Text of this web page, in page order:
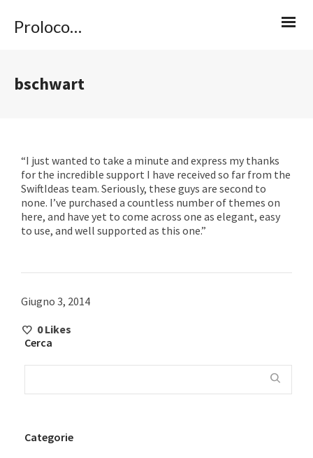
Proloco Caviola
bschwart
“I just wanted to take a minute and express my thanks
for the incredible support I have received so far from the
SwiftIdeas team. Seriously, these guys are second to
none. I’ve purchased a countless number of themes on
here, and have yet to come across one as elegant, easy
to use, and well supported as this one.”
Giugno 3, 2014
0Likes
Cerca
Categorie